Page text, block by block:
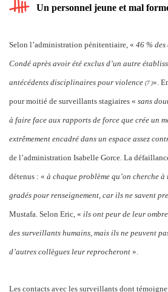
Un personnel jeune et mal
Selon l’administration pénitentiaire, « 46 % des
Condé après avoir été exclus d’un autre
antécédents disciplinaires pour violence (7 )».
pour moitié de surveillants stagiaires « sans
à faire face aux rapports de force que crée un
extrêmement encadré dans un espace assez
de l’administration Isabelle Gorce. La
détenus : « à chaque problème qu’on cherche
gradés pour renseignement, car ils ne savent
Mustafa. Selon Eric, « ils ont peur de leur ombre
des surveillants humains, mais ils ne peuvent
d’autres collègues leur reprocheront ».
Les contacts avec les surveillants dont